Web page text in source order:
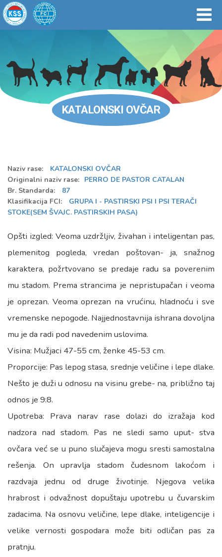
KATALONSKI OVČAR
Naziv rase:
KATALONSKI OVČAR
Originalni naziv rase: PERRO DE PASTOR CATALAN
Br. Standarda:
87
Klasifikacija FCI:
GRUPA I - PASTIRSKI PSI I PSI TERAČI
STOKE(SEM ŠVAJC. PASTIRSKIH PASA)
Opšti izgled: Veoma uzdržljiv, živahan i inteligentan pas,
plemenitog pogleda, vredan poštovan- ja, snažnog
karaktera, požrtvovano se predaje radu sa poverenim
mu stadom. Prema strancima je nepristupačan i veoma
je oprezan. Veoma oprezan na vrućinu, hladnoću i sve
vremenske nepogode. Najjednostavnija ishrana dovoljna
mu je da radi pod navedenim uslovima.
Visina: Mužjaci 47-55 cm, ženke 45-53 cm.
Proporcije: Pas lepog stasa, srednje veličine i lepe dlake.
Nešto je duži u odnosu na visinu grebe- na, približno taj
odnos je 9:8.
Upotreba: Prava narav rase dolazi do izražaja kod
nadzora nad stadom. Pas ne sledi samo uput- stva
ovčara već se u puno slučajeva mogu sresti samostalna
rešenja. On upravlja stadom čudesnom lakoćom i
razdvaja jednu od druge životinje. Njegova velika
hrabrost i odvažnost dopuštaju upotrebu u čuvarskim
zadacima. Na osnovu veličine, lepe dlake, inteligencije i
velike vernosti gospodara može biti odličan pas za
pratnju.